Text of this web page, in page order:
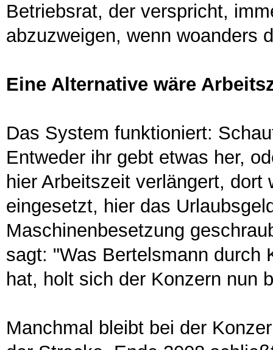
Betriebsrat, der verspricht,
abzuzweigen, wenn woanders
Eine Alternative wäre
Das System funktioniert:
Entweder ihr gebt etwas her,
hier Arbeitszeit verlängert,
eingesetzt, hier das
Maschinenbesetzung
sagt: "Was Bertelsmann durch
hat, holt sich der Konzern nun
Manchmal bleibt bei der